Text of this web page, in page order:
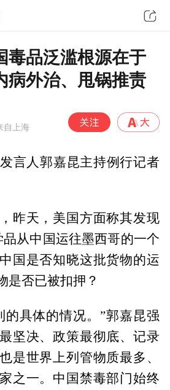
毒品泛滥根源在于
病外治、甩锅推责
自上海
言人郭嘉昆主持例行记者
昨天，美国方面称其发现
从中国运往墨西哥的一个
国是否知晓这批货物的运
是否已被扣押？
的具体的情况。”郭嘉昆强
坚决、政策最彻底、记录
是世界上列管物质最多、
之一。中国禁毒部门始终